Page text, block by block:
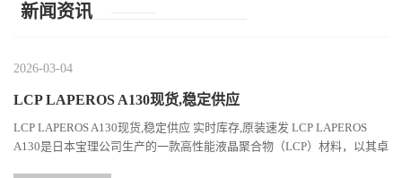
新闻资讯
2026-03-04
LCP LAPEROS A130现货,稳定供应
LCP LAPEROS A130现货,稳定供应 实时库存,原装速发 LCP LAPEROS
A130是日本宝理公司生产的一款高性能液晶聚合物（LCP）材料，以其卓